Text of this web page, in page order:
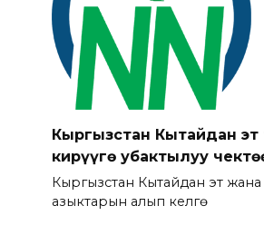
Кыргызстан Кытайдан
кирүүгө убактылуу
Кыргызстан Кытайдан эт жана
азыктарын алып келүүгө